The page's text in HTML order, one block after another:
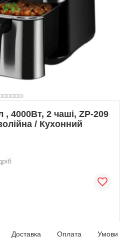
4000Вт, 2 чаші, ZP-209
/ Кухонний
Доставка Оплата Умови